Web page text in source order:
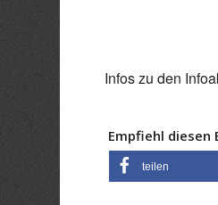
Infos zu den
Empfiehl
teilen